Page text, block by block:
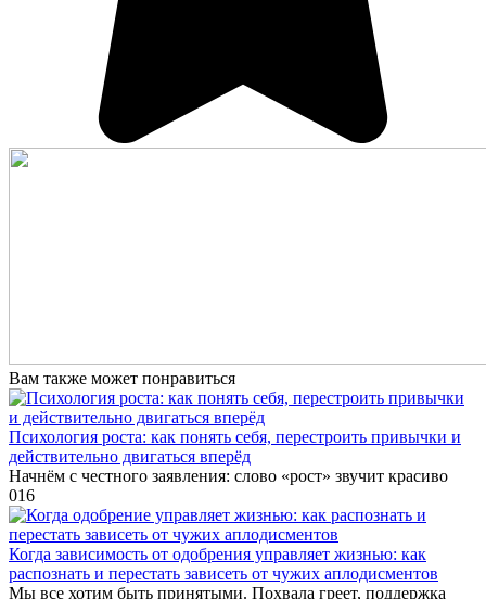
Вам также может понравиться
Психология роста: как понять себя, перестроить привычки и
действительно двигаться вперёд
Начнём с честного заявления: слово «рост» звучит красиво
016
Когда зависимость от одобрения управляет жизнью: как
распознать и перестать зависеть от чужих аплодисментов
Мы все хотим быть принятыми. Похвала греет, поддержка